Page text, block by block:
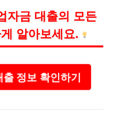
자금 대출의 모든
알아보세요.
정보 확인하기